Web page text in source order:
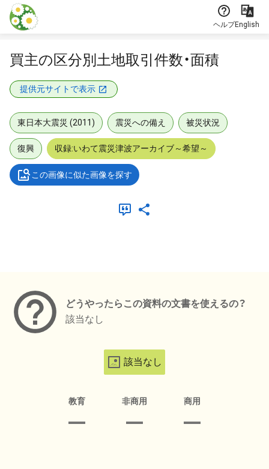
本文に飛ぶ
ヘルプEnglish
買主の区分別土地取引件数・面積
提供元サイトで表示
東日本大震災 (2011) 震災への備え 被災状況
復興 収録:いわて震災津波アーカイブ～希望～
この画像に似た画像を探す
どうやったらこの資料の文書を使えるの？
該当なし
該当なし
教育 非商用 商用